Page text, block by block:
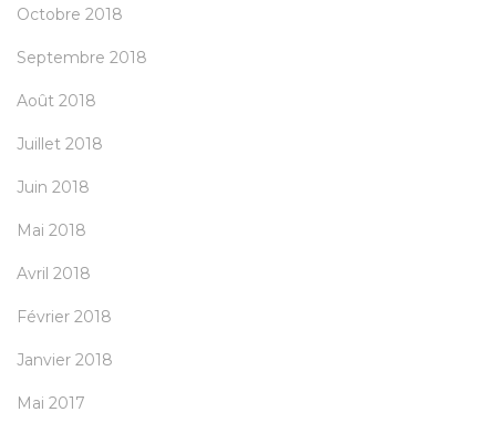
Octobre 2018
Septembre 2018
Août 2018
Juillet 2018
Juin 2018
Mai 2018
Avril 2018
Février 2018
Janvier 2018
Mai 2017